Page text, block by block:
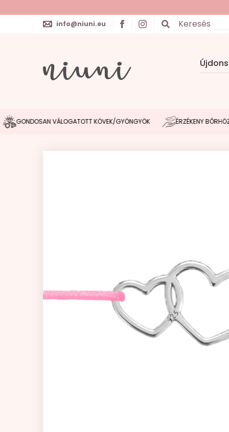
info@niuni.eu
VÁLOGATOTT KÖVEK/GYÖNGYÖK ÉRZÉKENY BŐRHÖZ